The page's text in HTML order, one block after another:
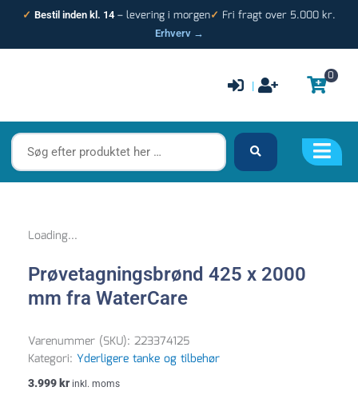
✓ Bestil inden kl. 14 – levering i morgen✓ Fri fragt over 5.000 kr.
Erhverv →
|
0
Søg
efter
produktet
Loading...
Prøvetagningsbrønd 425 x 2000
mm fra WaterCare
Varenummer (SKU): 223374125
Kategori: Yderligere tanke og tilbehør
3.999 kr inkl. moms